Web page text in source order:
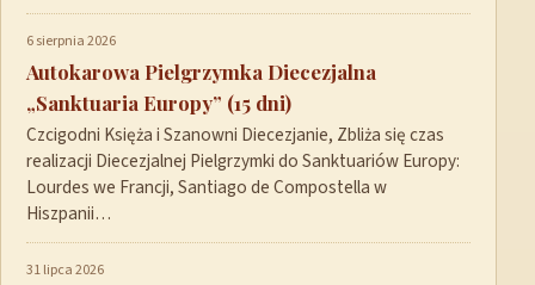
6 sierpnia 2026
Autokarowa Pielgrzymka Diecezjalna
„Sanktuaria Europy” (15 dni)
Czcigodni Księża i Szanowni Diecezjanie, Zbliża się czas
realizacji Diecezjalnej Pielgrzymki do Sanktuariów Europy:
Lourdes we Francji, Santiago de Compostella w
Hiszpanii…
31 lipca 2026